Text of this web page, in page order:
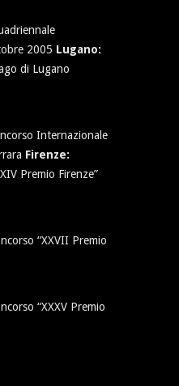
2005 Lugano:
di Lugano
Internazionale
Firenze:
Premio Firenze”
“XXVII Premio
“XXXV Premio